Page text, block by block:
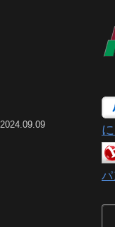
2024.09.09
パ